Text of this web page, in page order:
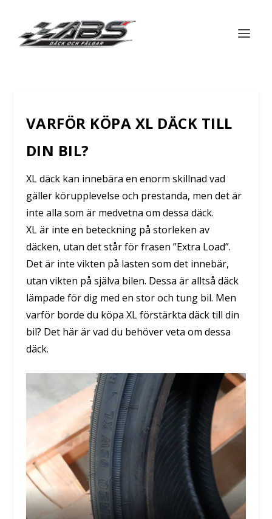
VARFÖR KÖPA XL DÄCK TILL
DIN BIL?
XL däck kan innebära en enorm skillnad vad
gäller körupplevelse och prestanda, men det är
inte alla som är medvetna om dessa däck.
XL är inte en beteckning på storleken av
däcken, utan det står för frasen ”Extra Load”.
Det är inte vikten på lasten som det innebär,
utan vikten på själva bilen. Dessa är alltså däck
lämpade för dig med en stor och tung bil. Men
varför borde du köpa XL förstärkta däck till din
bil? Det här är vad du behöver veta om dessa
däck.